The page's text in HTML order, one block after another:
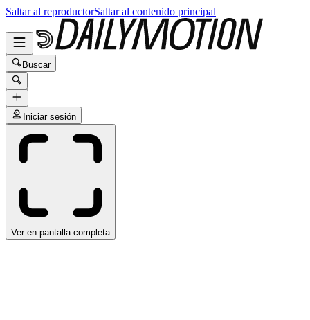
Saltar al reproductorSaltar al contenido principal
Buscar
Iniciar sesión
Ver en pantalla completa